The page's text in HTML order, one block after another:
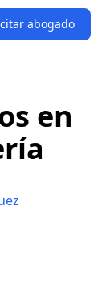
abogado
en